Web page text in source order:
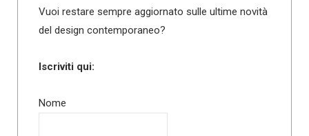
Vuoi restare sempre aggiornato sulle ultime novità
del design contemporaneo?
Iscriviti qui:
Nome